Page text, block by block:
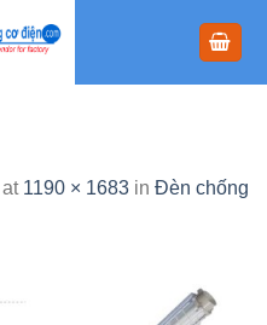
at 1190 × 1683 in Đèn chống